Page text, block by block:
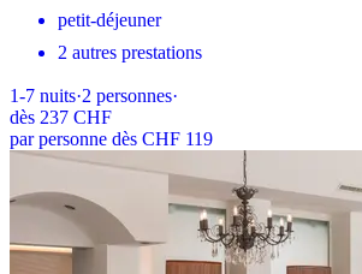
petit-déjeuner
2 autres prestations
1-7 nuits·2 personnes·
dès 237 CHF
par personne dès CHF 119